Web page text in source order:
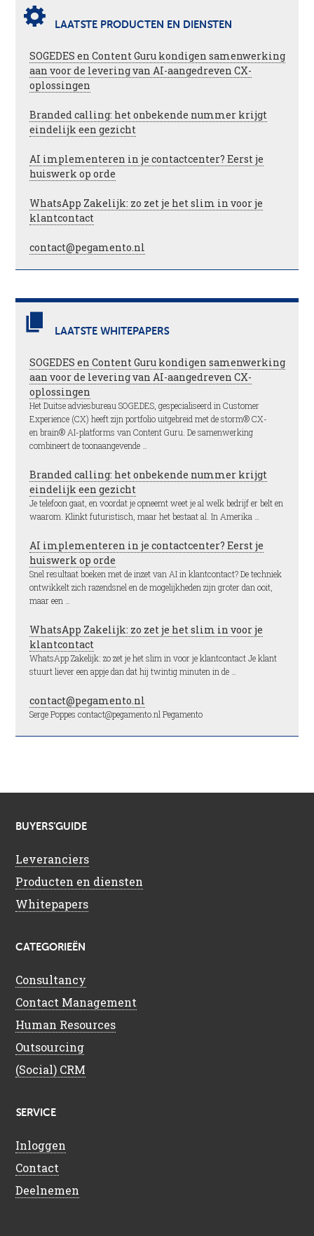
LAATSTE PRODUCTEN EN DIENSTEN
SOGEDES en Content Guru kondigen samenwerking
aan voor de levering van AI-aangedreven CX-
oplossingen
Branded calling: het onbekende nummer krijgt
eindelijk een gezicht
AI implementeren in je contactcenter? Eerst je
huiswerk op orde
WhatsApp Zakelijk: zo zet je het slim in voor je
klantcontact
contact@pegamento.nl
LAATSTE WHITEPAPERS
SOGEDES en Content Guru kondigen samenwerking
aan voor de levering van AI-aangedreven CX-
oplossingen
Het Duitse adviesbureau SOGEDES, gespecialiseerd in Customer
Experience (CX) heeft zijn portfolio uitgebreid met de storm® CX-
en brain® AI-platforms van Content Guru. De samenwerking
combineert de toonaangevende …
Branded calling: het onbekende nummer krijgt
eindelijk een gezicht
Je telefoon gaat, en voordat je opneemt weet je al welk bedrijf er belt en
waarom. Klinkt futuristisch, maar het bestaat al. In Amerika …
AI implementeren in je contactcenter? Eerst je
huiswerk op orde
Snel resultaat boeken met de inzet van AI in klantcontact? De techniek
ontwikkelt zich razendsnel en de mogelijkheden zijn groter dan ooit,
maar een …
WhatsApp Zakelijk: zo zet je het slim in voor je
klantcontact
WhatsApp Zakelijk: zo zet je het slim in voor je klantcontact Je klant
stuurt liever een appje dan dat hij twintig minuten in de …
contact@pegamento.nl
Serge Poppes contact@pegamento.nl Pegamento
BUYERS’GUIDE
Leveranciers
Producten en diensten
Whitepapers
CATEGORIEËN
Consultancy
Contact Management
Human Resources
Outsourcing
(Social) CRM
SERVICE
Inloggen
Contact
Deelnemen